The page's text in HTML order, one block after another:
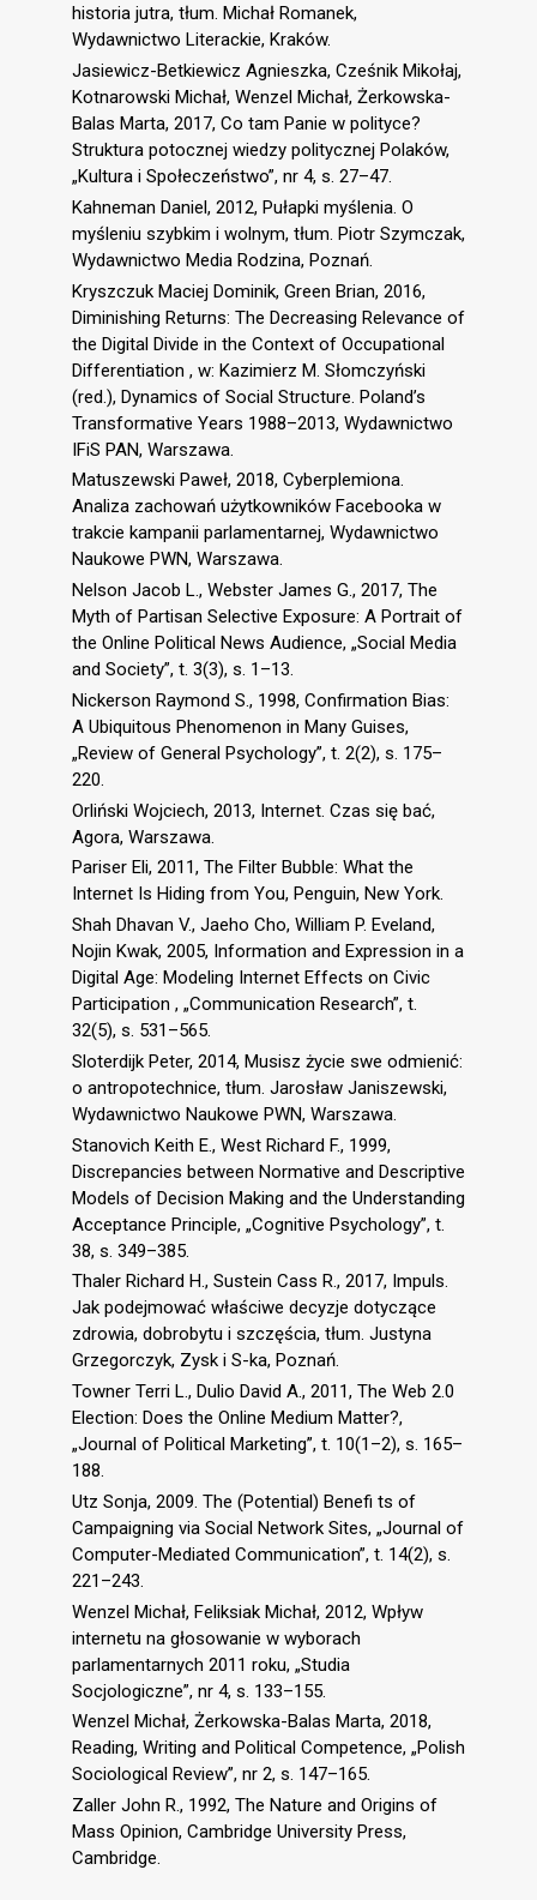
historia jutra, tłum. Michał Romanek,
Wydawnictwo Literackie, Kraków.
Jasiewicz-Betkiewicz Agnieszka, Cześnik Mikołaj,
Kotnarowski Michał, Wenzel Michał, Żerkowska-
Balas Marta, 2017, Co tam Panie w polityce?
Struktura potocznej wiedzy politycznej Polaków,
„Kultura i Społeczeństwo”, nr 4, s. 27–47.
Kahneman Daniel, 2012, Pułapki myślenia. O
myśleniu szybkim i wolnym, tłum. Piotr Szymczak,
Wydawnictwo Media Rodzina, Poznań.
Kryszczuk Maciej Dominik, Green Brian, 2016,
Diminishing Returns: The Decreasing Relevance of
the Digital Divide in the Context of Occupational
Differentiation , w: Kazimierz M. Słomczyński
(red.), Dynamics of Social Structure. Poland’s
Transformative Years 1988–2013, Wydawnictwo
IFiS PAN, Warszawa.
Matuszewski Paweł, 2018, Cyberplemiona.
Analiza zachowań użytkowników Facebooka w
trakcie kampanii parlamentarnej, Wydawnictwo
Naukowe PWN, Warszawa.
Nelson Jacob L., Webster James G., 2017, The
Myth of Partisan Selective Exposure: A Portrait of
the Online Political News Audience, „Social Media
and Society”, t. 3(3), s. 1–13.
Nickerson Raymond S., 1998, Confirmation Bias:
A Ubiquitous Phenomenon in Many Guises,
„Review of General Psychology”, t. 2(2), s. 175–
220.
Orliński Wojciech, 2013, Internet. Czas się bać,
Agora, Warszawa.
Pariser Eli, 2011, The Filter Bubble: What the
Internet Is Hiding from You, Penguin, New York.
Shah Dhavan V., Jaeho Cho, William P. Eveland,
Nojin Kwak, 2005, Information and Expression in a
Digital Age: Modeling Internet Effects on Civic
Participation , „Communication Research”, t.
32(5), s. 531–565.
Sloterdijk Peter, 2014, Musisz życie swe odmienić:
o antropotechnice, tłum. Jarosław Janiszewski,
Wydawnictwo Naukowe PWN, Warszawa.
Stanovich Keith E., West Richard F., 1999,
Discrepancies between Normative and Descriptive
Models of Decision Making and the Understanding
Acceptance Principle, „Cognitive Psychology”, t.
38, s. 349–385.
Thaler Richard H., Sustein Cass R., 2017, Impuls.
Jak podejmować właściwe decyzje dotyczące
zdrowia, dobrobytu i szczęścia, tłum. Justyna
Grzegorczyk, Zysk i S-ka, Poznań.
Towner Terri L., Dulio David A., 2011, The Web 2.0
Election: Does the Online Medium Matter?,
„Journal of Political Marketing”, t. 10(1–2), s. 165–
188.
Utz Sonja, 2009. The (Potential) Benefi ts of
Campaigning via Social Network Sites, „Journal of
Computer-Mediated Communication”, t. 14(2), s.
221–243.
Wenzel Michał, Feliksiak Michał, 2012, Wpływ
internetu na głosowanie w wyborach
parlamentarnych 2011 roku, „Studia
Socjologiczne”, nr 4, s. 133–155.
Wenzel Michał, Żerkowska-Balas Marta, 2018,
Reading, Writing and Political Competence, „Polish
Sociological Review”, nr 2, s. 147–165.
Zaller John R., 1992, The Nature and Origins of
Mass Opinion, Cambridge University Press,
Cambridge.